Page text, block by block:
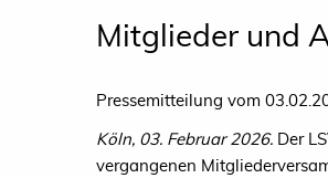
Mitglieder und
Pressemitteilung vom
Köln, 03. Februar 2026. Der
vergangenen